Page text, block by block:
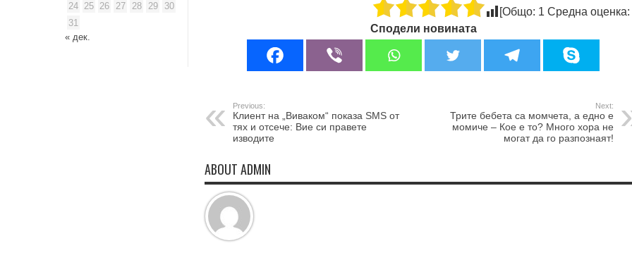
[Общо: 1 Средна оценка:
Сподели новината
Previous:
Клиент на „Виваком“ показа SMS от
тях и отсече: Вие си правете
изводите
Next:
Трите бебета са момчета, а едно е
момиче – Кое е то? Много хора не
могат да го разпознаят!
ABOUT ADMIN
24 25 26 27 28 29
30
31
« дек.